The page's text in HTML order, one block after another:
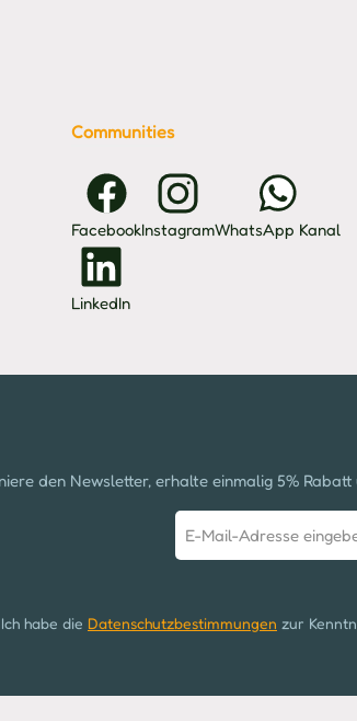
Communities
FacebookInstagramWhatsApp Kanal
LinkedIn
den Newsletter, erhalte einmalig 5%
Mail-
Ich habe die Datenschutzbestimmungen zur